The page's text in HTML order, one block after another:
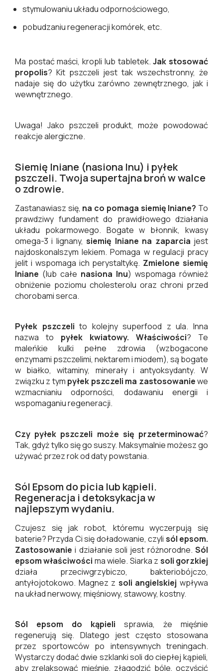
stymulowaniu układu odpornościowego,
pobudzaniu regeneracji komórek, etc.
Ma postać maści, kropli lub tabletek.Jak stosować
propolis? Kit pszczeli jest tak wszechstronny, że
nadaje się do użytku zarówno zewnętrznego, jak i
wewnętrznego.
Uwaga! Jako pszczeli produkt, może powodować
reakcje alergiczne.
Siemię lniane (nasiona lnu) i pyłek
pszczeli. Twoja supertajna broń w walce
o zdrowie.
Zastanawiasz się, na co pomaga siemię lniane? To
prawdziwy fundament do prawidłowego działania
układu pokarmowego. Bogate w błonnik, kwasy
omega-3 i lignany,siemię lniane na zaparcia jest
najdoskonalszym lekiem. Pomaga w regulacji pracy
jelit i wspomaga ich perystaltykę. Zmielone siemię
lniane (lub całe nasiona lnu) wspomaga również
obniżenie poziomu cholesterolu oraz chroni przed
chorobami serca.
Pyłek pszczeli to kolejny superfood z ula. Inna
nazwa to pyłek kwiatowy. Właściwości? Te
maleńkie kulki pełne zdrowia (wzbogacone
enzymami pszczelimi, nektarem i miodem), są bogate
w białko, witaminy, minerały i antyoksydanty. W
związku z tym pyłek pszczeli ma zastosowaniewe
wzmacnianiu odporności, dodawaniu energii i
wspomaganiu regeneracji.
Czy pyłek pszczeli może się przeterminować?
Tak, gdyż tylko się go suszy. Maksymalnie możesz go
używać przez rok od daty powstania.
Sól Epsom do picia lub kąpieli.
Regeneracja i detoksykacja w
najlepszym wydaniu.
Czujesz się jak robot, któremu wyczerpują się
baterie? Przyda Ci się doładowanie, czyli sól epsom.
Zastosowanie i działanie soli jest różnorodne. Sól
epsom właściwości ma wiele. Siarka z soli gorzkiej
działa przeciwgrzybiczo, bakteriobójczo,
antyłojotokowo. Magnez z soli angielskiej wpływa
na układ nerwowy, mięśniowy, stawowy, kostny.
Sól epsom do kąpieli sprawia, że mięśnie
regenerują się. Dlatego jest często stosowana
przez sportowców po intensywnych treningach.
Wystarczy dodać dwie szklanki soli do ciepłej kąpieli,
aby zrelaksować mięśnie, złagodzić bóle, oczyścić